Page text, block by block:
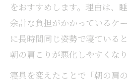
をおすすめします。理由は、
余計な負担がかかっているケ
に長時間同じ姿勢で寝ている
朝の肩こりが悪化しやすくなり
寝具を変えたことで「朝の肩